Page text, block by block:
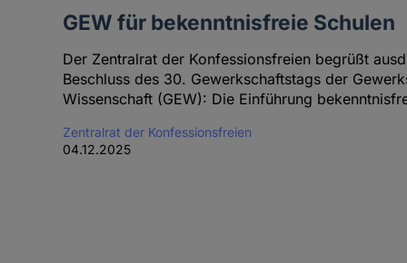
GEW für bekenntnisfreie Schulen
Der Zentralrat der Konfessionsfreien begrüßt
Beschluss des 30. Gewerkschaftstags der
Wissenschaft (GEW): Die Einführung
Zentralrat der Konfessionsfreien
04.12.2025